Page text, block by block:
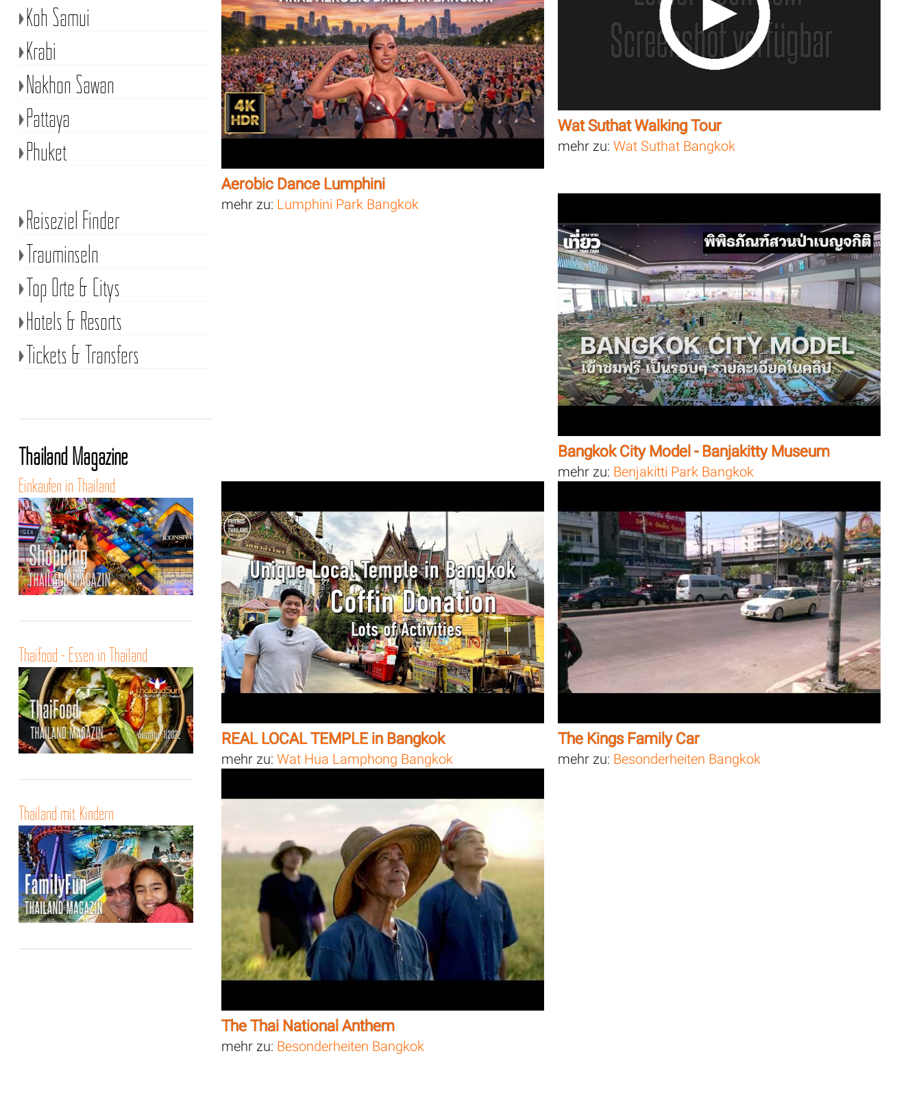
Aerobic Dance Lumphini
mehr zu: Lumphini Park Bangkok
Wat Suthat Walking Tour
mehr zu: Wat Suthat Bangkok
Bangkok City Model - Banjakitty Museum
mehr zu: Benjakitti Park Bangkok
REAL LOCAL TEMPLE in Bangkok
mehr zu:Wat Hua Lamphong Bangkok
The Kings Family Car
mehr zu: Besonderheiten Bangkok
The Thai National Anthem
mehr zu: Besonderheiten Bangkok
Koh Samui
Krabi
Nakhon Sawan
Pattaya
Phuket
Reiseziel Finder
Trauminseln
Top Orte & Citys
Hotels & Resorts
Tickets & Transfers
Thailand Magazine
Einkaufen in Thailand
Thaifood - Essen in Thailand
Thailand mit Kindern